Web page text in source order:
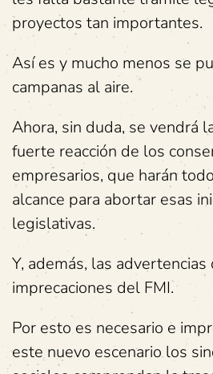
proyectos tan importantes.
Así es y mucho menos se
campanas al aire.
Ahora, sin duda, se vendrá
fuerte reacción de los
empresarios, que harán
alcance para abortar esas
legislativas.
Y, además, las
imprecaciones del FMI.
Por esto es necesario e
este nuevo escenario los